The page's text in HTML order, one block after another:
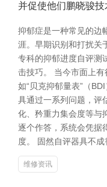
并促使他们鹏晓骏
抑郁症是一种常见的边
涯。早期识别和打扰关
专科的抑郁进度自评测
击技巧。 当今市面上有
如“贝克抑郁量表”（
具通过一系列问题，评
化、矜重力集会度等与
逐个作答，系统会凭据
度。 固然自评器具不
维修资讯